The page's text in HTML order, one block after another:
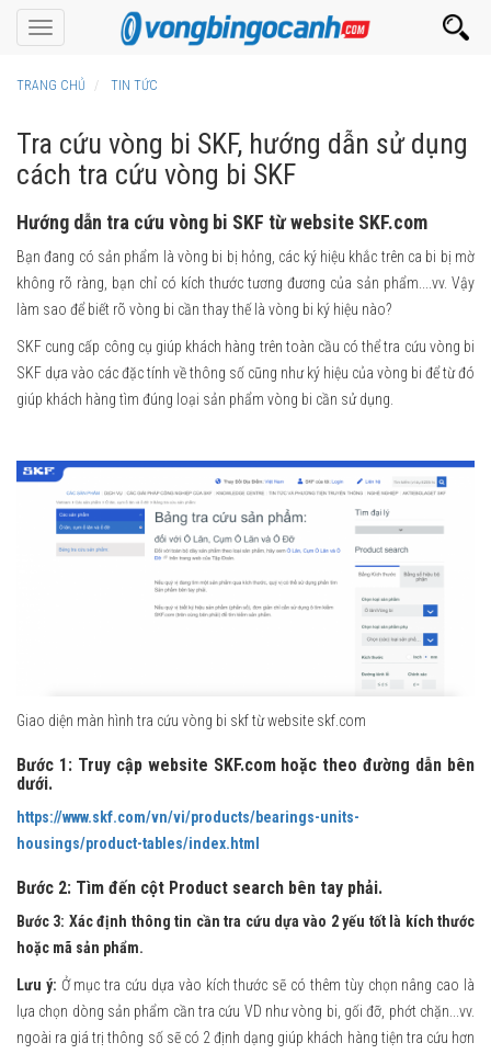
Toggle
navigation
TRANG CHỦ TIN TỨC
Tra cứu vòng bi SKF, hướng dẫn sử dụng
cách tra cứu vòng bi SKF
Hướng dẫn tra cứu vòng bi SKF từ website SKF.com
Bạn đang có sản phẩm là vòng bi bị hỏng, các ký hiệu khắc trên ca bi bị mờ
không rõ ràng, bạn chỉ có kích thước tương đương của sản phẩm....vv. Vậy
làm sao để biết rõ vòng bi cần thay thế là vòng bi ký hiệu nào?
SKF cung cấp công cụ giúp khách hàng trên toàn cầu có thể tra cứu vòng bi
SKF dựa vào các đặc tính về thông số cũng như ký hiệu của vòng bi để từ đó
giúp khách hàng tìm đúng loại sản phẩm vòng bi cần sử dụng.
Giao diện màn hình tra cứu vòng bi skf từ website skf.com
Bước 1: Truy cập website SKF.com hoặc theo đường dẫn bên
dưới.
https://www.skf.com/vn/vi/products/bearings-units-
housings/product-tables/index.html
Bước 2: Tìm đến cột Product search bên tay phải.
Bước 3: Xác định thông tin cần tra cứu dựa vào 2 yếu tốt là kích thước
hoặc mã sản phẩm.
Lưu ý: Ở mục tra cứu dựa vào kích thước sẽ có thêm tùy chọn nâng cao là
lựa chọn dòng sản phẩm cần tra cứu VD như vòng bi, gối đỡ, phớt chặn...vv.
ngoài ra giá trị thông số sẽ có 2 định dạng giúp khách hàng tiện tra cứu hơn